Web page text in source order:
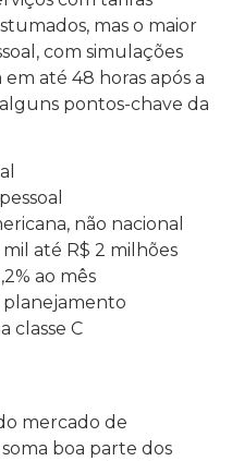
mas o maior
com simulações
até 48 horas após a
pontos-chave da
não nacional
até R$ 2 milhões
ao mês
planejamento
classe C
mercado de
boa parte dos